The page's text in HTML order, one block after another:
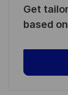
Get
based